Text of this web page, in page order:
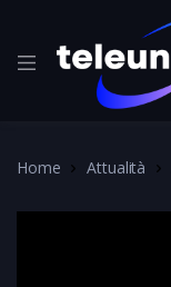
Home Attualità